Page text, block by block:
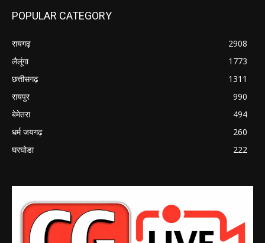
POPULAR CATEGORY
रायगढ़
2908
लैलूंगा
1773
छत्तीसगढ़
1311
रायपुर
990
बेमेतरा
494
धर्म जयगढ़
260
घरघोडा
222